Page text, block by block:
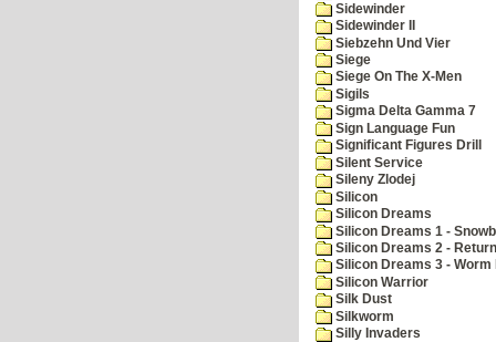
Sidewinder
Sidewinder II
Siebzehn Und Vier
Siege
Siege On The X-Men
Sigils
Sigma Delta Gamma 7
Sign Language Fun
Significant Figures Drill
Silent Service
Sileny Zlodej
Silicon
Silicon Dreams
Silicon Dreams 1 -
Silicon Dreams 2 -
Silicon Dreams 3 - Worm
Silicon Warrior
Silk Dust
Silkworm
Silly Invaders